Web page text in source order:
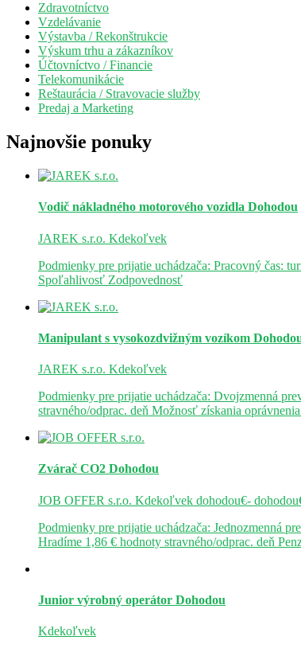
Zdravotníctvo
Vzdelávanie
Výstavba / Rekonštrukcie
Výskum trhu a zákazníkov
Účtovníctvo / Financie
Telekomunikácie
Reštaurácia / Stravovacie služby
Predaj a Marketing
Najnovšie ponuky
Vodič nákladného motorového vozidla Dohodou
JAREK s.r.o. Kdekoľvek
Podmienky pre prijatie uchádzača: Pracovný čas:
Spoľahlivosť Zodpovednosť
Manipulant s vysokozdvižným vozíkom
JAREK s.r.o. Kdekoľvek
Podmienky pre prijatie uchádzača: Dvojzmenná
stravného/odprac. deň Možnosť získania
Zvárač CO2 Dohodou
JOB OFFER s.r.o. Kdekoľvek dohodou€-
Podmienky pre prijatie uchádzača: Jednozmenná
Hradíme 1,86 € hodnoty stravného/odprac. deň
Junior výrobný operátor Dohodou
Kdekoľvek